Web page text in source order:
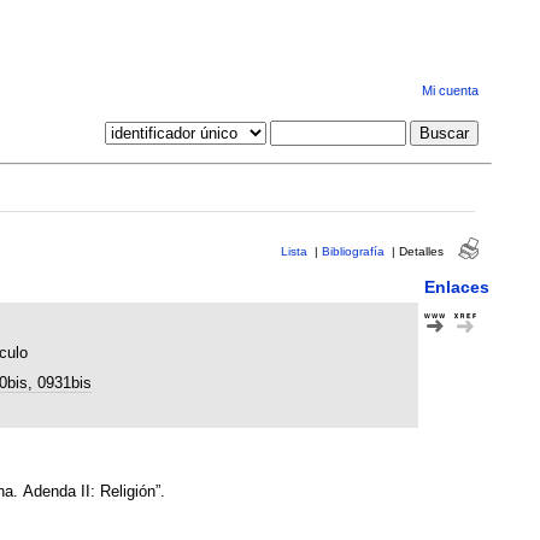
Mi cuenta
Lista | Bibliografía | Detalles
Enlaces
0931bis
Adenda II: Religión”.